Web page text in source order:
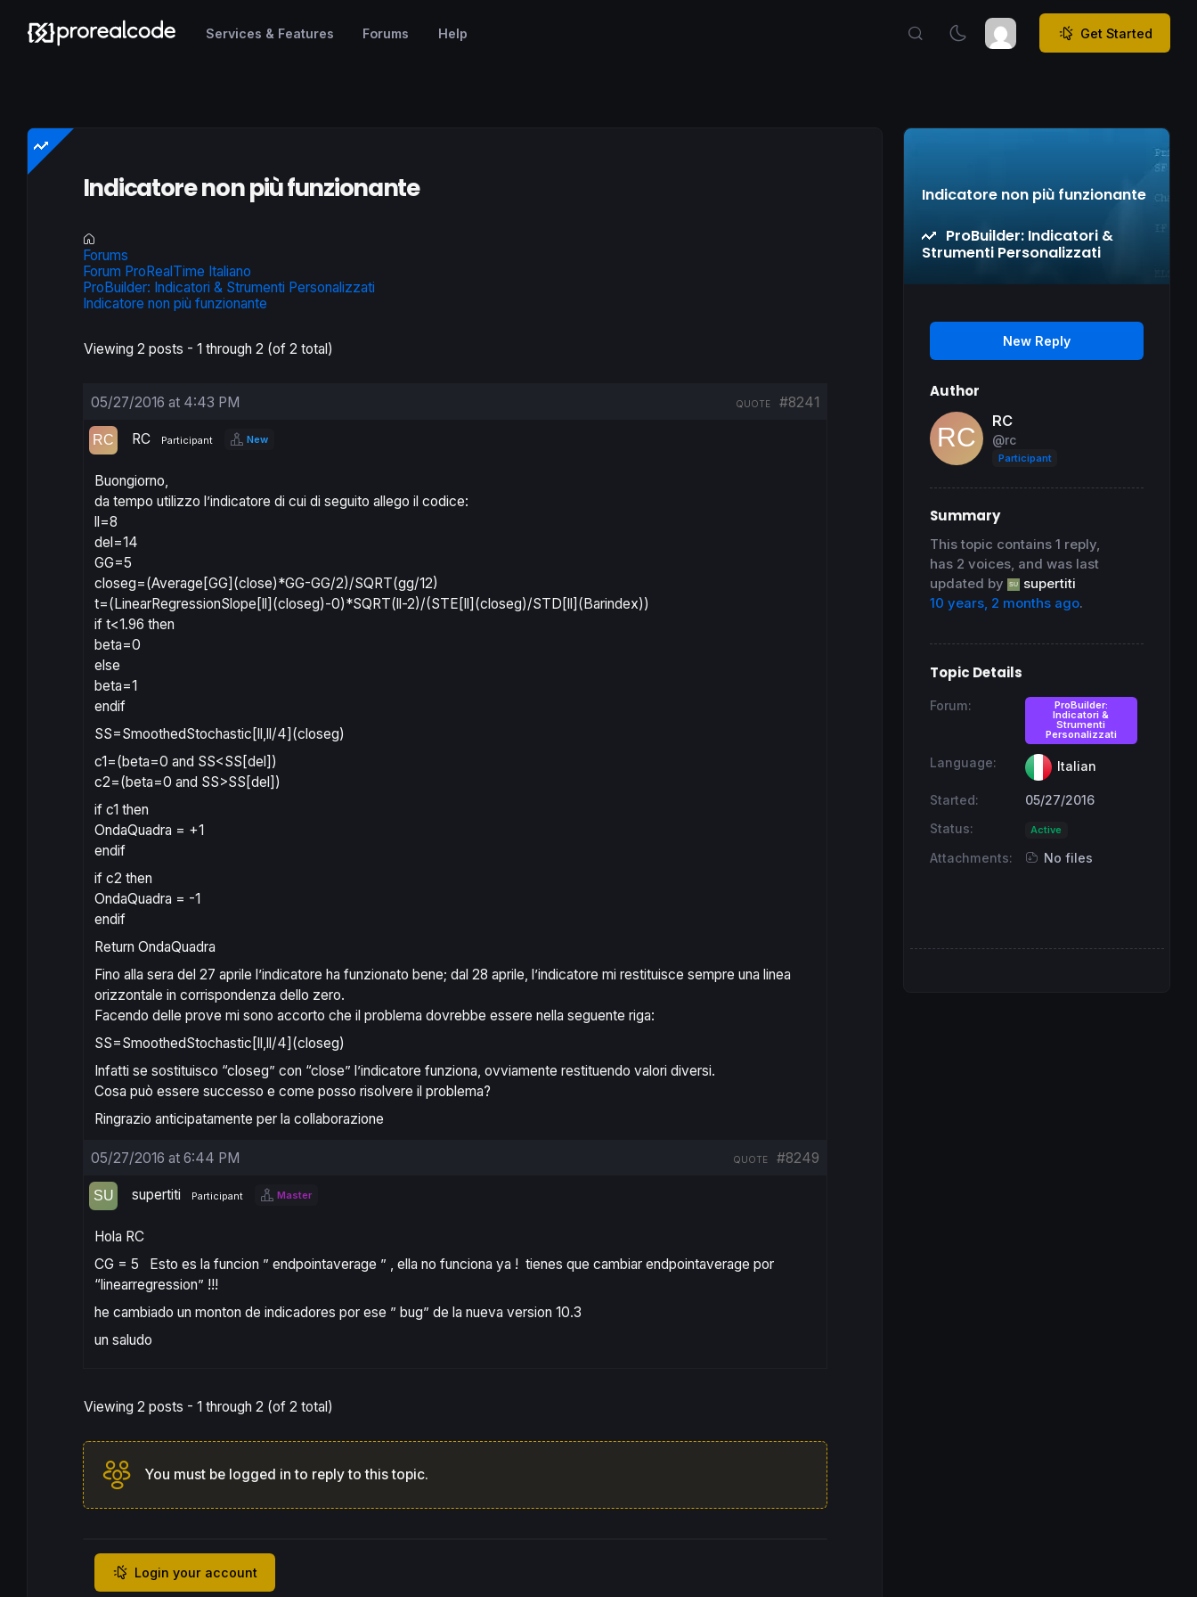
Services & Features Forums Help Get Started
Indicatore non più funzionante
Forums
Forum ProRealTime Italiano
ProBuilder: Indicatori & Strumenti Personalizzati
Indicatore non più funzionante
Viewing 2 posts - 1 through 2 (of 2 total)
05/27/2016 at 4:43 PM #8241
QUOTE
RC Participant New
Buongiorno,
da tempo utilizzo l’indicatore di cui di seguito allego il codice:
ll=8
del=14
GG=5
closeg=(Average[GG](close)*GG-GG/2)/SQRT(gg/12)
t=(LinearRegressionSlope[ll](closeg)-0)*SQRT(ll-2)/(STE[ll](closeg)/STD[ll](Barindex))
if t<1.96 then
beta=0
else
beta=1
endif
SS=SmoothedStochastic[ll,ll/4](closeg)
c1=(beta=0 and SS<SS[del])
c2=(beta=0 and SS>SS[del])
if c1 then
OndaQuadra = +1
endif
if c2 then
OndaQuadra = -1
endif
Return OndaQuadra
Fino alla sera del 27 aprile l’indicatore ha funzionato bene; dal 28 aprile, l’indicatore mi restituisce sempre una linea
orizzontale in corrispondenza dello zero.
Facendo delle prove mi sono accorto che il problema dovrebbe essere nella seguente riga:
SS=SmoothedStochastic[ll,ll/4](closeg)
Infatti se sostituisco “closeg” con “close” l’indicatore funziona, ovviamente restituendo valori diversi.
Cosa può essere successo e come posso risolvere il problema?
Ringrazio anticipatamente per la collaborazione
05/27/2016 at 6:44 PM #8249
QUOTE
supertiti Participant Master
Hola RC
CG = 5 Esto es la funcion ” endpointaverage ” , ella no funciona ya ! tienes que cambiar endpointaverage por
“linearregression” !!!
he cambiado un monton de indicadores por ese ” bug” de la nueva version 10.3
un saludo
Viewing 2 posts - 1 through 2 (of 2 total)
You must be logged in to reply to this topic.
Login your account
Indicatore non più funzionante
ProBuilder: Indicatori &
Strumenti Personalizzati
New Reply
Author
RC
@rc
Participant
Summary
This topic contains 1 reply,
has 2 voices, and was last
updated by
supertiti
10 years, 2 months ago.
Topic Details
Forum: ProBuilder:
Indicatori &
Strumenti
Personalizzati
Language: Italian
Started:
05/27/2016
Status:
Active
Attachments: No files